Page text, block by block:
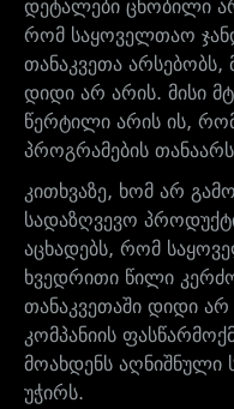
დეტალები ცნობილი
რომ საყოველთაო
თანაკვეთა არსებობს,
დიდი არ არის. მისი
წერტილი არის ის,
პროგრამების
კითხვაზე, ხომ არ
სადაზღვევო
აცხადებს, რომ
ხვედრითი წილი
თანაკვეთაში დიდი
კომპანიის
მოახდენს აღნიშნული
უჭირს.